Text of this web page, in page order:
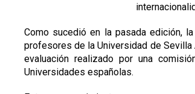
Como sucedió en la pasada edición,
profesores de la Universidad de
evaluación realizado por una
Universidades españolas.